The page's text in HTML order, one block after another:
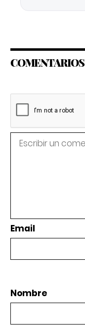
COMENTARIOS
Email
Nombre